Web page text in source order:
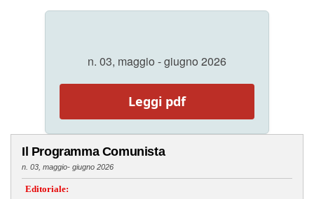
n. 03, maggio - giugno 2026
Leggi pdf
Il Programma Comunista
n. 03, maggio- giugno 2026
Editoriale: